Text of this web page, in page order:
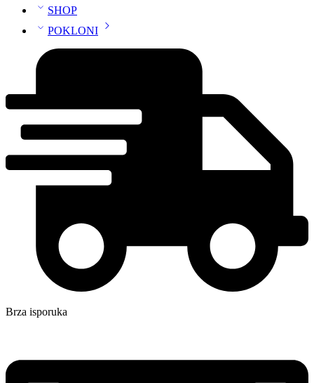
SHOP
POKLONI
Brza isporuka